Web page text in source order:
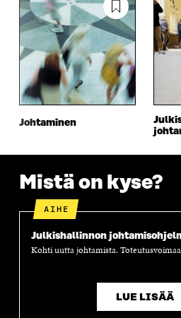
Johtaminen
Mistä on kyse?
AIHE
Julkishallinnon
Kohti uutta johtamista.
LUE LISÄÄ